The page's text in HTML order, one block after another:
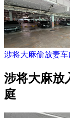
涉将大麻偷放妻
涉将大麻放
庭